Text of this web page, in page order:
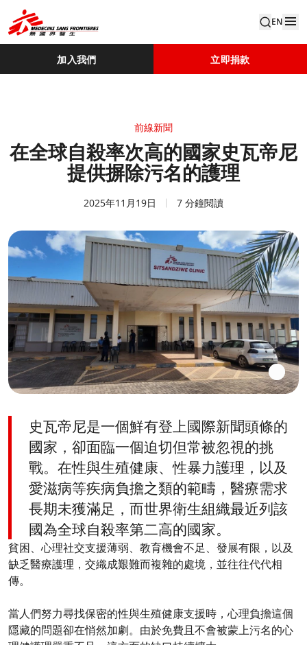
EN
加入我們 立即捐款
前線新聞
在全球自殺率次高的國家史瓦帝尼
提供摒除污名的護理
2025年11月19日 7 分鐘閱讀
史瓦帝尼是一個鮮有登上國際新聞頭條的
國家，卻面臨一個迫切但常被忽視的挑
戰。在性與生殖健康、性暴力護理，以及
愛滋病等疾病負擔之類的範疇，醫療需求
長期未獲滿足，而世界衛生組織最近列該
國為全球自殺率第二高的國家。
貧困、心理社交支援薄弱、教育機會不足、發展有限，以及
缺乏醫療護理，交織成艱難而複雜的處境，並往往代代相
傳。
當人們努力尋找保密的性與生殖健康支援時，心理負擔這個
隱藏的問題卻在悄然加劇。由於免費且不會被蒙上污名的心